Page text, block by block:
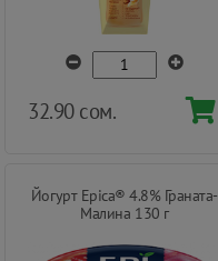
32.90 сом.
Йогурт Epica® 4.8% Граната-
Малина 130 г